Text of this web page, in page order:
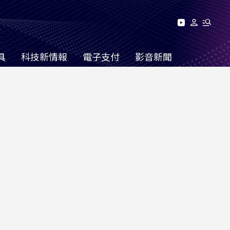
科技新情報 電子支付 影音新聞